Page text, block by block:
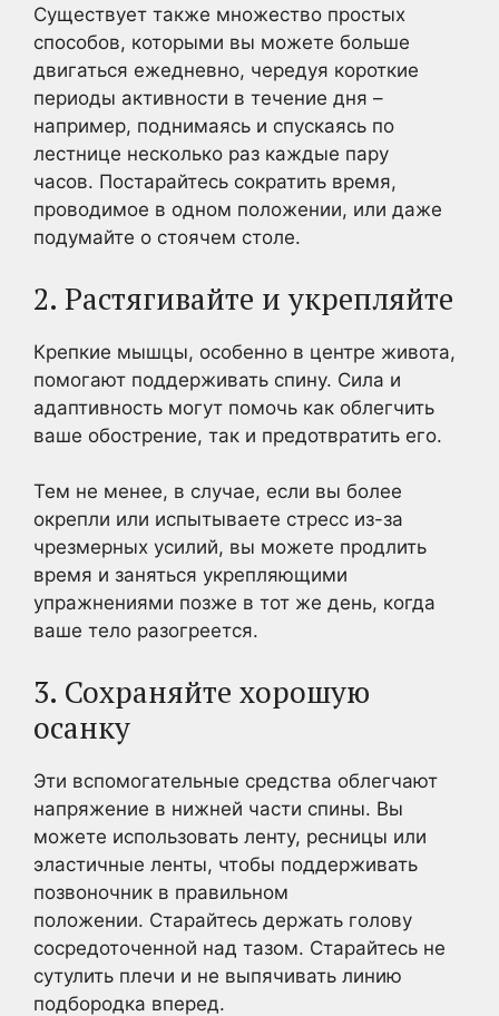
Существует также множество простых
способов, которыми вы можете больше
двигаться ежедневно, чередуя короткие
периоды активности в течение дня –
например, поднимаясь и спускаясь по
лестнице несколько раз каждые пару
часов. Постарайтесь сократить время,
проводимое в одном положении, или даже
подумайте о стоячем столе.
2. Растягивайте и укрепляйте
Крепкие мышцы, особенно в центре живота,
помогают поддерживать спину. Сила и
адаптивность могут помочь как облегчить
ваше обострение, так и предотвратить его.
Тем не менее, в случае, если вы более
окрепли или испытываете стресс из-за
чрезмерных усилий, вы можете продлить
время и заняться укрепляющими
упражнениями позже в тот же день, когда
ваше тело разогреется.
3. Сохраняйте хорошую
осанку
Эти вспомогательные средства облегчают
напряжение в нижней части спины. Вы
можете использовать ленту, ресницы или
эластичные ленты, чтобы поддерживать
позвоночник в правильном
положении. Старайтесь держать голову
сосредоточенной над тазом. Старайтесь не
сутулить плечи и не выпячивать линию
подбородка вперед.